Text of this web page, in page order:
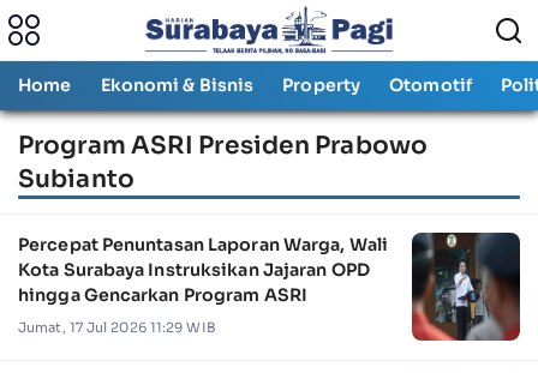
Home Ekonomi & Bisnis Property Otomotif
Program ASRI Presiden Prabowo
Subianto
Percepat Penuntasan Laporan Warga, Wali
Kota Surabaya Instruksikan Jajaran OPD
hingga Gencarkan Program ASRI
Jumat, 17 Jul 2026 11:29 WIB